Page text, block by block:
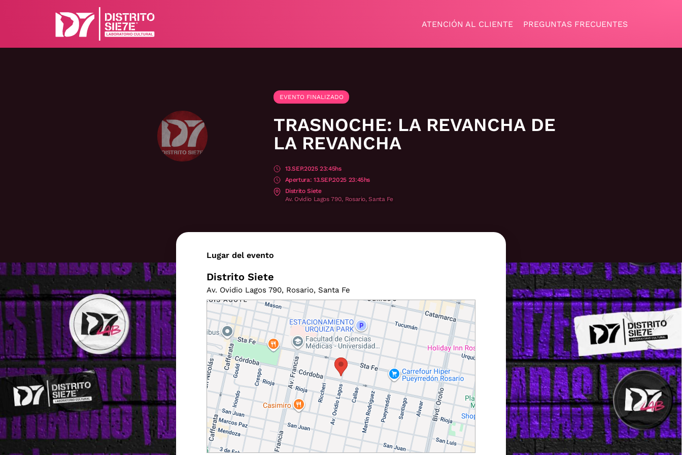
ATENCIÓN AL CLIENTE PREGUNTAS FRECUENTES
EVENTO FINALIZADO
TRASNOCHE: LA REVANCHA DE
LA REVANCHA
13.SEP.2025 23:45hs
13.SEP.2025 23:45hs
Distrito Siete
Av. Ovidio Lagos 790, Rosario, Santa Fe
Lugar del evento
Distrito Siete
Av. Ovidio Lagos 790, Rosario, Santa Fe